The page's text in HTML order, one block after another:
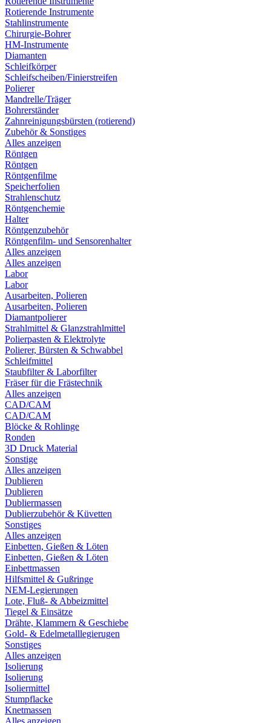
Rotierende Instrumente
Stahlinstrumente
Chirurgie-Bohrer
HM-Instrumente
Diamanten
Schleifkörper
Schleifscheiben/Finierstreifen
Polierer
Mandrelle/Träger
Bohrerständer
Zahnreinigungsbürsten (rotierend)
Zubehör & Sonstiges
Alles anzeigen
Röntgen
Röntgen
Röntgenfilme
Speicherfolien
Strahlenschutz
Röntgenchemie
Halter
Röntgenzubehör
Röntgenfilm- und Sensorenhalter
Alles anzeigen
Alles anzeigen
Labor
Labor
Ausarbeiten, Polieren
Ausarbeiten, Polieren
Diamantpolierer
Strahlmittel & Glanzstrahlmittel
Polierpasten & Elektrolyte
Polierer, Bürsten & Schwabbel
Schleifmittel
Staubfilter & Laborfilter
Fräser für die Frästechnik
Alles anzeigen
CAD/CAM
CAD/CAM
Blöcke & Rohlinge
Ronden
3D Druck Material
Sonstige
Alles anzeigen
Dublieren
Dublieren
Dubliermassen
Dublierzubehör & Küvetten
Sonstiges
Alles anzeigen
Einbetten, Gießen & Löten
Einbetten, Gießen & Löten
Einbettmassen
Hilfsmittel & Gußringe
NEM-Legierungen
Lote, Fluß- & Abbeizmittel
Tiegel & Einsätze
Drähte, Klammern & Geschiebe
Gold- & Edelmetalllegierugen
Sonstiges
Alles anzeigen
Isolierung
Isolierung
Isoliermittel
Stumpflacke
Knetmassen
Alles anzeigen